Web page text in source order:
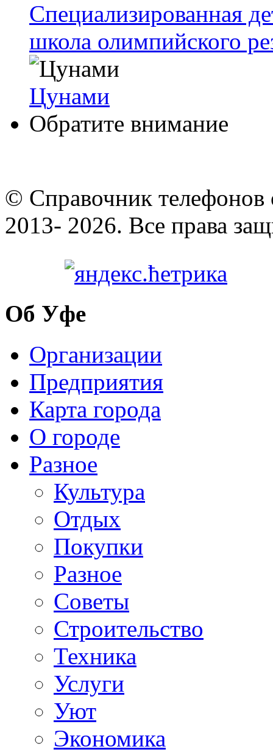
Специализированная
школа олимпийского
Цунами
Обратите внимание
© Cправочник телефонов
2013- 2026. Все права
Об Уфе
Организации
Предприятия
Карта города
О городе
Разное
Культура
Отдых
Покупки
Разное
Советы
Строительство
Техника
Услуги
Уют
Экономика